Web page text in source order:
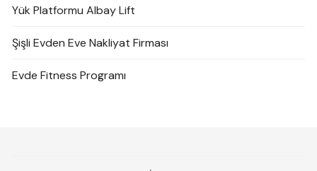
Yük Platformu Albay Lift
Şişli Evden Eve Nakliyat Firması
Evde Fitness Programı